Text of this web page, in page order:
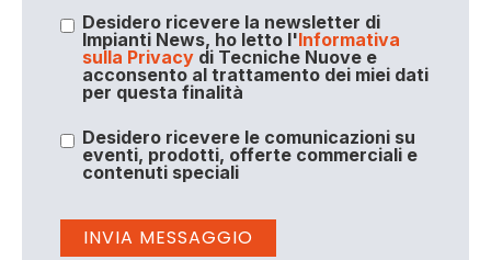
Desidero ricevere la newsletter di
Impianti News, ho letto l'Informativa
sulla Privacydi Tecniche Nuove e
acconsento al trattamento dei miei dati
per questa finalità
Desidero ricevere le comunicazioni su
eventi, prodotti, offerte commerciali e
contenuti speciali